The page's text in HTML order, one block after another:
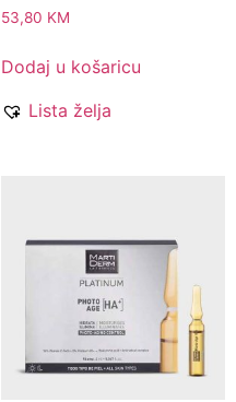
53,80 KM
Dodaj u košaricu
Lista želja